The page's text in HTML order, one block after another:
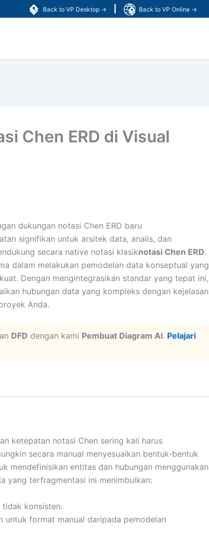
Back to VP Desktop → Back to VP Online →
Chen ERD di Visual
dukungan notasi Chen ERD baru
signifikan untuk arsitek data, analis, dan
secara native notasi klasiknotasi Chen ERD.
dalam melakukan pemodelan data konseptual yang
Dengan mengintegrasikan standar yang tepat ini,
hubungan data yang kompleks dengan kejelasan
Anda.
DFD dengan kami Pembuat Diagram AI. Pelajari
ketepatan notasi Chen sering kali harus
secara manual menyesuaikan bentuk-bentuk
mendefinisikan entitas dan hubungan menggunakan
yang terfragmentasi ini menimbulkan:
konsisten.
untuk format manual daripada pemodelan